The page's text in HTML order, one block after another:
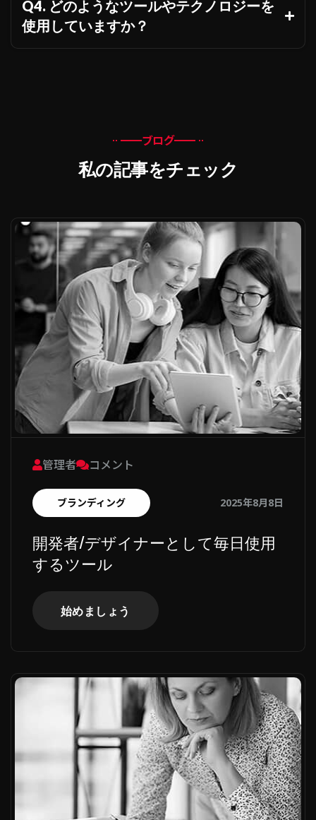
Q4. どのようなツールやテクノロジーを
使用していますか？
ブログ
私の記事をチェック
管理者 コメント
ブランディング 2025年8月8日
開発者/デザイナーとして毎日使用
するツール
始めましょう